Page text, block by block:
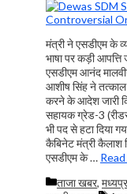
मंत्री ने एसडीएम के
भाषा पर कड़ी
एसडीएम आनंद
आशीष सिंह ने
करने के आदेश जारी
सहायक ग्रेड-3
भी पद से हटा दिया
कैबिनेट मंत्री कैलाश
एसडीएम के …
Categories
ताजा खबर,